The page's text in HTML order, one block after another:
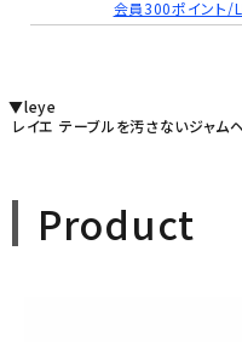
会員300ポイント/
▼leye
レイエ テーブルを汚さないジャ
Product